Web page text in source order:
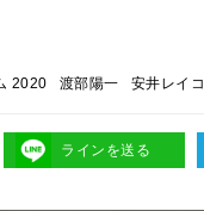
2020 渡部陽一 安井レイコ
ラインを送る